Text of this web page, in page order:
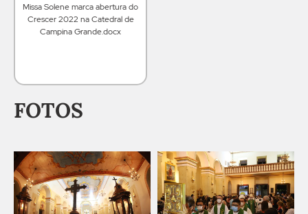
Missa Solene marca abertura do
Crescer 2022 na Catedral de
Campina Grande.docx
FOTOS